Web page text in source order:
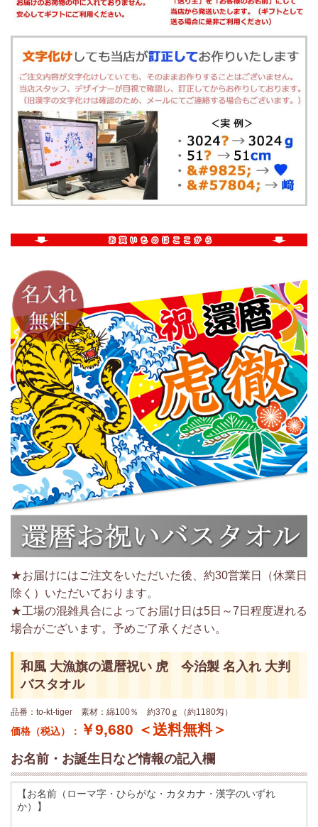
★お届けにはご注文をいただいた後、約30営業日（休業日
除く）いただいております。
★工場の混雑具合によってお届け日は5日～7日程度遅れる
場合がございます。予めご了承ください。
和風 大漁旗の還暦祝い 虎 今治製 名入れ 大判
バスタオル
品番：to-kt-tiger 素材：綿100％ 約370ｇ（約1180匁）
価格（税込）： ￥9,680 ＜送料無料＞
お名前・お誕生日など情報の記入欄